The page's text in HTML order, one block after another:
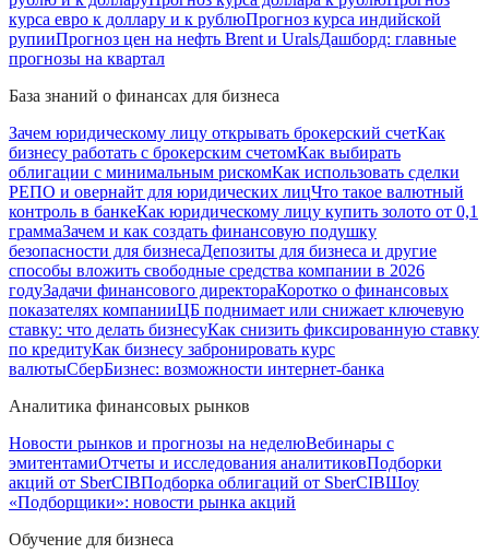
курса евро к доллару и к рублюПрогноз курса индийской
рупииПрогноз цен на нефть Brent и UralsДашборд: главные
прогнозы на квартал
База знаний о финансах для бизнеса
Зачем юридическому лицу открывать брокерский счетКак
бизнесу работать с брокерским счетомКак выбирать
облигации с минимальным рискомКак использовать сделки
РЕПО и овернайт для юридических лицЧто такое валютный
контроль в банкеКак юридическому лицу купить золото от 0,1
граммаЗачем и как создать финансовую подушку
безопасности для бизнесаДепозиты для бизнеса и другие
способы вложить свободные средства компании в 2026
годуЗадачи финансового директораКоротко о финансовых
показателях компанииЦБ поднимает или снижает ключевую
ставку: что делать бизнесуКак снизить фиксированную ставку
по кредитуКак бизнесу забронировать курс
валютыСберБизнес: возможности интернет-банка
Аналитика финансовых рынков
Новости рынков и прогнозы на неделюВебинары с
эмитентамиОтчеты и исследования аналитиковПодборки
акций от SberCIBПодборка облигаций от SberCIBШоу
«Подборщики»: новости рынка акций
Обучение для бизнеса